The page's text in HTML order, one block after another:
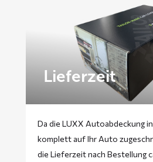
Lieferzeit
Da die LUXX Autoabdeckung
komplett auf Ihr Auto
die Lieferzeit nach Bestellung